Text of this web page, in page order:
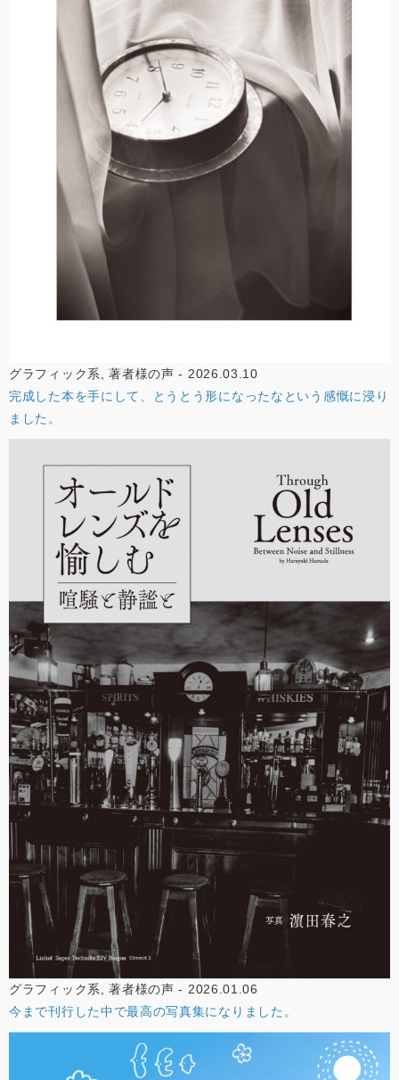
グラフィック系, 著者様の声 - 2026.03.10
完成した本を手にして、とうとう形になったなという感慨に浸り
ました。
グラフィック系, 著者様の声 - 2026.01.06
今まで刊行した中で最高の写真集になりました。